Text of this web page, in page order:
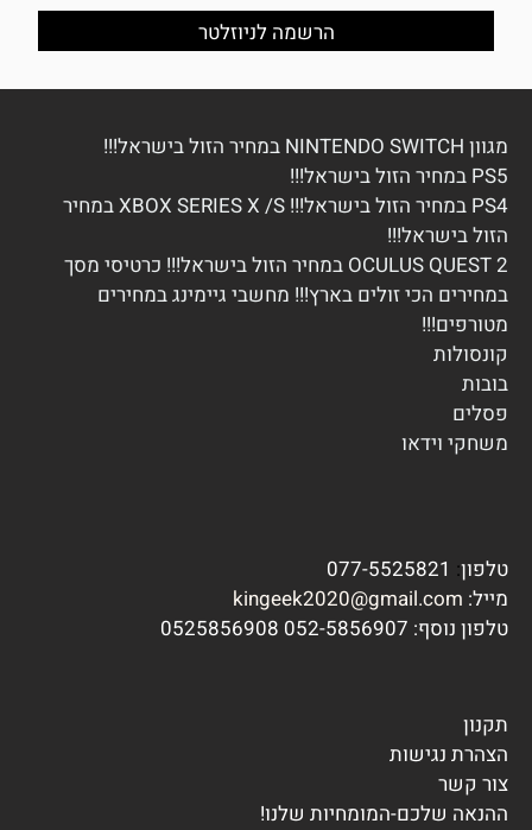
מגוון NINTENDO SWITCH במחיר הזול בישראל!!!
PS5 במחיר הזול בישראל!!!
PS4 במחיר הזול בישראל!!! XBOX SERIES X /S במחיר
הזול בישראל!!!
OCULUS QUEST 2 במחיר הזול בישראל!!! כרטיסי מסך
במחירים הכי זולים בארץ!!! מחשבי גיימינג במחירים
מטורפים!!!
קונסולות
בובות
פסלים
משחקי וידאו
טלפון:
077-5525821
מייל: kingeek2020@gmail.com
טלפון נוסף:
052-5856907 0525856908
תקנון
הצהרת נגישות
צור קשר
ההנאה שלכם-המומחיות שלנו!